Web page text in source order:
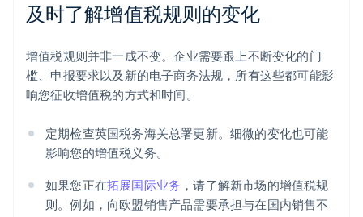
及时了解增值税规则的变化
增值税规则并非一成不变。企业需要跟上不断变化的门
槛、申报要求以及新的电子商务法规，所有这些都可能影
响您征收增值税的方式和时间。
定期检查英国税务海关总署更新。细微的变化也可能
影响您的增值税义务。
如果您正在拓展国际业务 ，请了解新市场的增值税规
则。例如，向欧盟销售产品需要承担与在国内销售不
阿联酋
English
English
爱沙尼亚
English